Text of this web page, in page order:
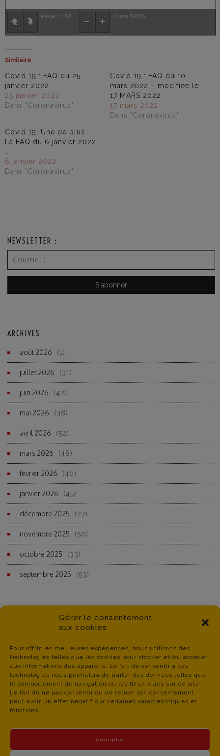
Gérer le consentement
aux cookies
Pour offrir les meilleures expériences, nous utilisons des
technologies telles que les cookies pour stocker et/ou accéder
aux informations des appareils. Le fait de consentir à ces
technologies nous permettra de traiter des données telles que
le comportement de navigation ou les ID uniques sur ce site.
Le fait de ne pas consentir ou de retirer son consentement
peut avoir un effet négatif sur certaines caractéristiques et
fonctions.
Accepter
Page 1 / 42 Zoom 100%
Similaire
Covid 19 : FAQ du 25
janvier 2022
25 janvier 2022
Dans "Coronavirus"
Covid 19 : FAQ du 10
mars 2022 – modifiée le
17 MARS 2022
17 mars 2022
Dans "Coronavirus"
Covid 19: Une de plus …
La FAQ du 6 janvier 2022
…
6 janvier 2022
Dans "Coronavirus"
NEWSLETTER :
ARCHIVES
août 2026 (1)
juillet 2026 (31)
juin 2026 (42)
mai 2026 (38)
avril 2026 (52)
mars 2026 (48)
février 2026 (40)
janvier 2026 (45)
décembre 2025 (27)
novembre 2025 (50)
octobre 2025 (33)
septembre 2025 (53)